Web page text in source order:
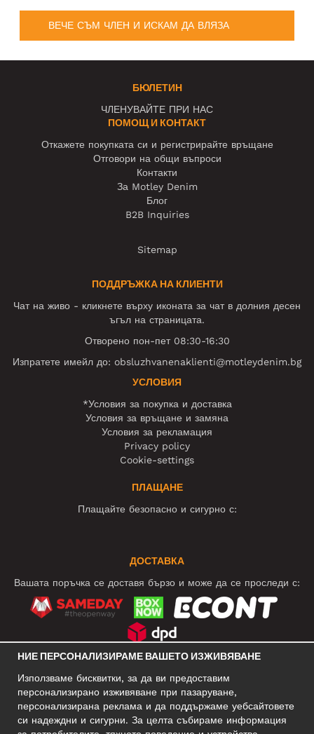
ВЕЧЕ СЪМ ЧЛЕН И ИСКАМ ДА ВЛЯЗА
БЮЛЕТИН
ЧЛЕНУВАЙТЕ ПРИ НАС
ПОМОЩ И КОНТАКТ
Откажете покупката си и регистрирайте връщане
Отговори на общи въпроси
Контакти
За Motley Denim
Блог
B2B Inquiries
Sitemap
ПОДДРЪЖКА НА КЛИЕНТИ
Чат на живо - кликнете върху иконата за чат в долния десен
ъгъл на страницата.
Отворено пон-пет 08:30-16:30
Изпратете имейл до: obsluzhvanenaklienti@motleydenim.bg
УСЛОВИЯ
*Условия за покупка и доставка
Условия за връщане и замяна
Условия за рекламация
Privacy policy
Cookie-settings
ПЛАЩАНЕ
Плащайте безопасно и сигурно с:
ДОСТАВКА
Вашата поръчка се доставя бързо и може да се проследи с:
БИЗНЕС АДРЕС
НИЕ ПЕРСОНАЛИЗИРАМЕ ВАШЕТО ИЗЖИВЯВАНЕ
Използваме бисквитки, за да ви предоставим
персонализирано изживяване при пазаруване,
персонализирана реклама и да поддържаме уебсайтовете
си надеждни и сигурни. За целта събираме информация